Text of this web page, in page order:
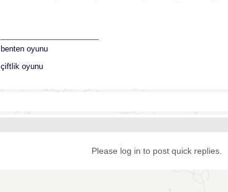
benten oyunu
çiftlik oyunu
Please log in to post quick replies.